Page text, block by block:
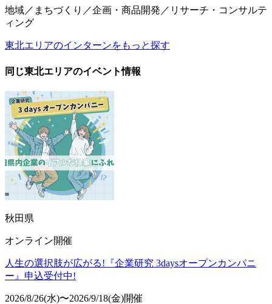
地域／まちづくり／企画・商品開発／リサーチ・コンサルテ
ィング
東北エリアのインターンをもっと探す
同じ東北エリアのイベント情報
秋田県
オンライン開催
人生の選択肢が広がる!『企業研究 3daysオープンカンパニ
ー』申込受付中!
2026/8/26(水)〜2026/9/18(金)開催